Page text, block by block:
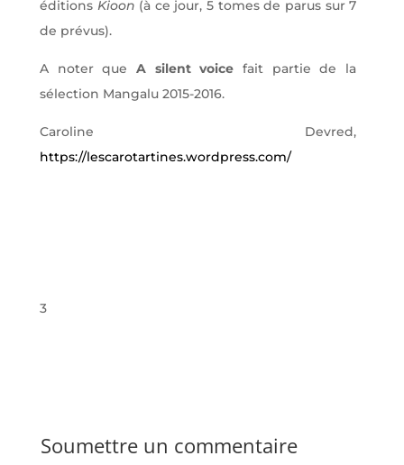
éditions Kioon (à ce jour, 5 tomes de parus sur 7
de prévus).
A noter que A silent voice fait partie de la
sélection Mangalu 2015-2016.
Caroline Devred,
https://lescarotartines.wordpress.com/
3
Soumettre un commentaire